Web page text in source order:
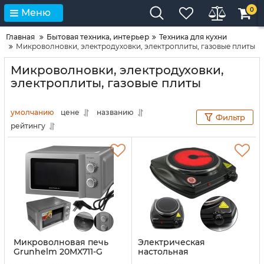
Меню 0
Главная Бытовая техника, интерьер
Техника для кухни
Микроволновки, электродуховки, электроплиты, газовые плиты
Микроволновки, электродуховки,
электроплиты, газовые плиты
умолчанию цене
названию
рейтингу
Фильтр
Микроволновая печь
Grunhelm 20MX711-G
Электрическая
настольная